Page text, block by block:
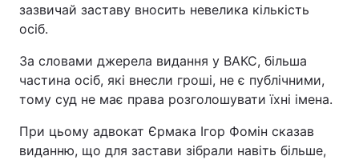
зазвичай заставу вносить невелика кількість
осіб.
За словами джерела видання у ВАКС, більша
частина осіб, які внесли гроші, не є публічними,
тому суд не має права розголошувати їхні імена.
При цьому адвокат Єрмака Ігор Фомін сказав
виданню, що для застави зібрали навіть більше,